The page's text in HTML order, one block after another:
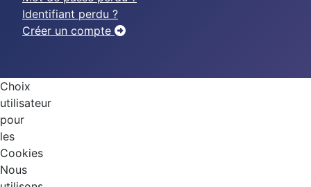
Identifiant perdu ?
Créer un compte
Choix
utilisateur
pour
les
Cookies
Nous